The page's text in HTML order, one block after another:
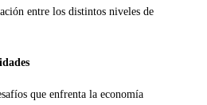
entre los distintos niveles de
que enfrenta la economía